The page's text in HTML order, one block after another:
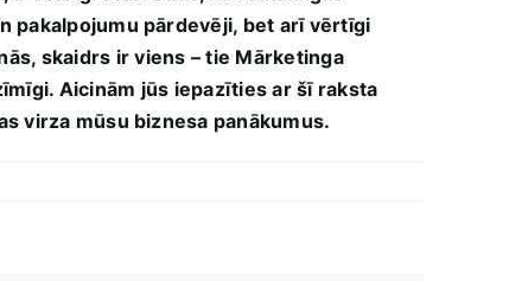
pakalpojumu pārdevēji, bet arī vērtīgi
‌skaidrs⁣ ir viens – tie Mārketinga
Aicinām ⁤jūs iepazīties ar šī raksta
virza mūsu biznesa panākumus.